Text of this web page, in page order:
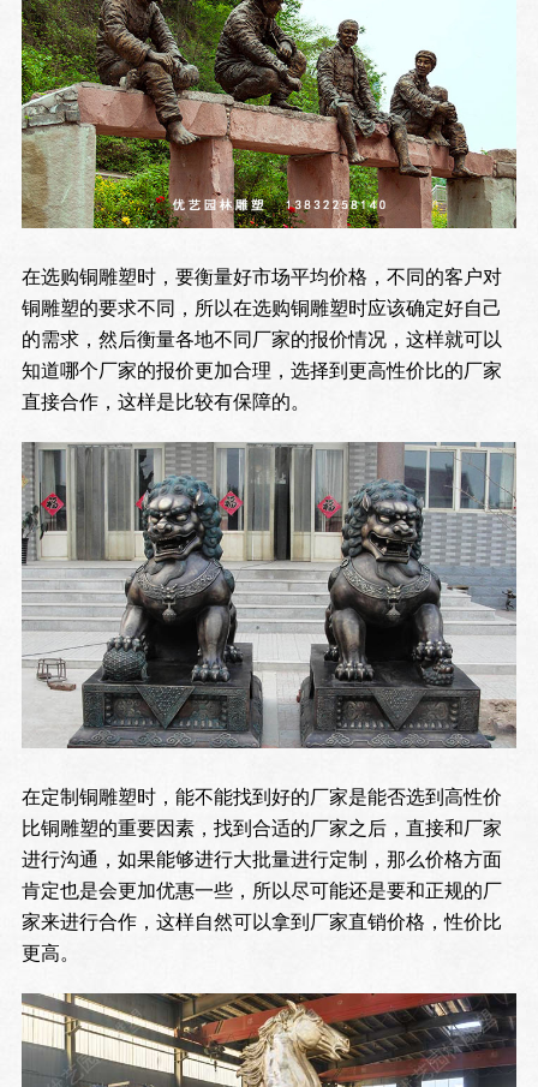
在选购铜雕塑时，要衡量好市场平均价格，不同的客户对
铜雕塑的要求不同，所以在选购铜雕塑时应该确定好自己
的需求，然后衡量各地不同厂家的报价情况，这样就可以
知道哪个厂家的报价更加合理，选择到更高性价比的厂家
直接合作，这样是比较有保障的。
在定制铜雕塑时，能不能找到好的厂家是能否选到高性价
比铜雕塑的重要因素，找到合适的厂家之后，直接和厂家
进行沟通，如果能够进行大批量进行定制，那么价格方面
肯定也是会更加优惠一些，所以尽可能还是要和正规的厂
家来进行合作，这样自然可以拿到厂家直销价格，性价比
更高。